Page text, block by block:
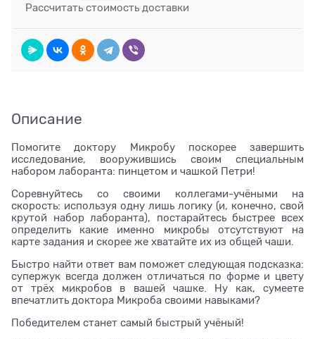
Рассчитать стоимость доставки
Описание
Помогите доктору Микробу поскорее завершить
исследование, вооружившись своим специальным
набором лаборанта: пинцетом и чашкой Петри!
Соревнуйтесь со своими коллегами-учёными на
скорость: используя одну лишь логику (и, конечно, свой
крутой набор лаборанта), постарайтесь быстрее всех
определить какие именно микробы отсутствуют на
карте задания и скорее же хватайте их из общей чаши.
Быстро найти ответ вам поможет следующая подсказка:
супержук всегда должен отличаться по форме и цвету
от трёх микробов в вашей чашке. Ну как, сумеете
впечатлить доктора Микроба своими навыками?
Победителем станет самый быстрый учёный!